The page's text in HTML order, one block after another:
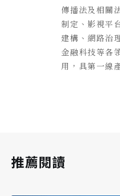
傳播法及相關
制定、影視平
建構、網路治
金融科技等各
用，具第一線
推薦閱讀